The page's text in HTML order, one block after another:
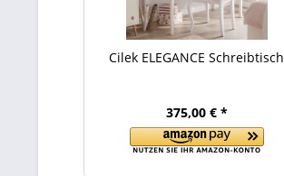
Cilek ELEGANCE Schreibtisch
375,00 € *